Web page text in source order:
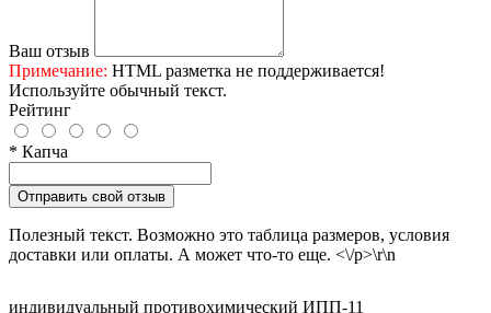
Ваш отзыв
Примечание: HTML разметка не поддерживается!
Используйте обычный текст.
Рейтинг
* Капча
Отправить свой отзыв
Полезный текст. Возможно это таблица размеров, условия
доставки или оплаты. А может что-то еще. <\/p>\r\n
индивидуальный противохимический ИПП-11